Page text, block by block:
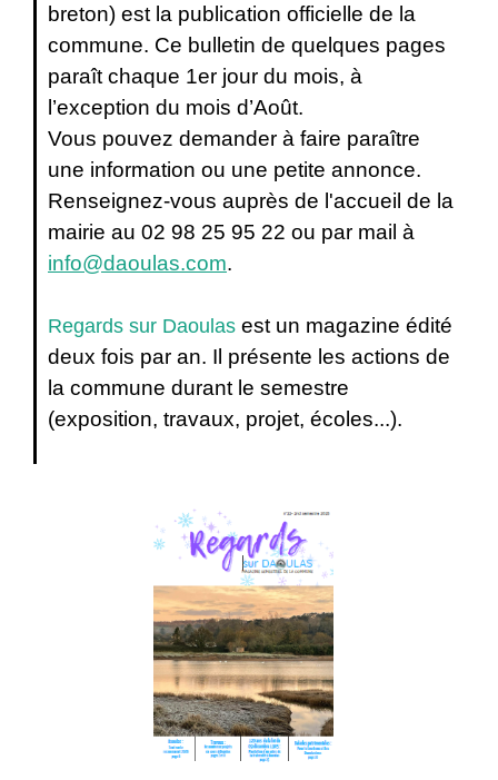
breton) est la publication officielle de la
commune. Ce bulletin de quelques pages
paraît chaque 1er jour du mois, à
l’exception du mois d’Août.
Vous pouvez demander à faire paraître
une information ou une petite annonce.
Renseignez-vous auprès de l'accueil de la
mairie au 02 98 25 95 22 ou par mail à
info@daoulas.com.
Regards sur Daoulas est un magazine édité
deux fois par an. Il présente les actions de
la commune durant le semestre
(exposition, travaux, projet, écoles...).